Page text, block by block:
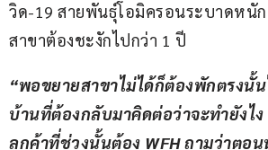
วิด-19 สายพันธุ์โอมิครอนระบาดหนั
สาขาต้องชะงักไปกว่า 1 ปี
“พอขยายสาขาไม่ได้ก็ต้องพักตรงนั้
บ้านที่ต้องกลับมาคิดต่อว่าจะทำยังไ
ลูกค้าที่ช่วงนั้นต้อง WFH ถามว่าตอ